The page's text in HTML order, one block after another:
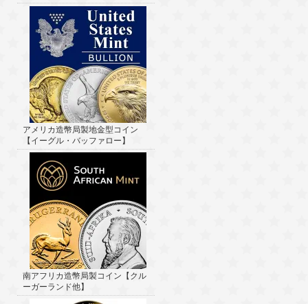
アメリカ造幣局製地金型コイン
【イーグル・バッファロー】
南アフリカ造幣局製コイン【クル
ーガーランド他】